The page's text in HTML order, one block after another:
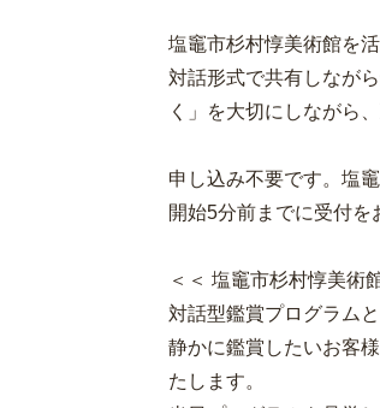
塩竈市杉村惇美術館を
対話形式で共有しなが
く」を大切にしながら
申し込み不要です。塩
開始5分前までに受付を
＜＜ 塩竈市杉村惇美術
対話型鑑賞プログラム
静かに鑑賞したいお客
たします。